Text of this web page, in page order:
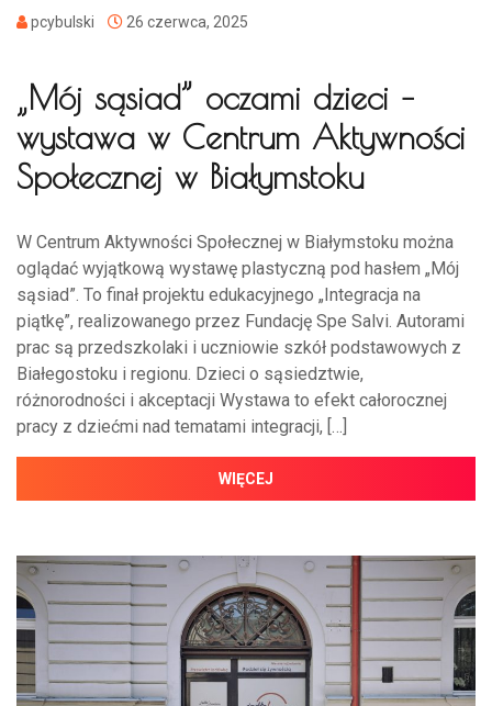
pcybulski 26 czerwca, 2025
„Mój sąsiad” oczami dzieci –
wystawa w Centrum Aktywności
Społecznej w Białymstoku
W Centrum Aktywności Społecznej w Białymstoku można
oglądać wyjątkową wystawę plastyczną pod hasłem „Mój
sąsiad”. To finał projektu edukacyjnego „Integracja na
piątkę”, realizowanego przez Fundację Spe Salvi. Autorami
prac są przedszkolaki i uczniowie szkół podstawowych z
Białegostoku i regionu. Dzieci o sąsiedztwie,
różnorodności i akceptacji Wystawa to efekt całorocznej
pracy z dziećmi nad tematami integracji, […]
WIĘCEJ